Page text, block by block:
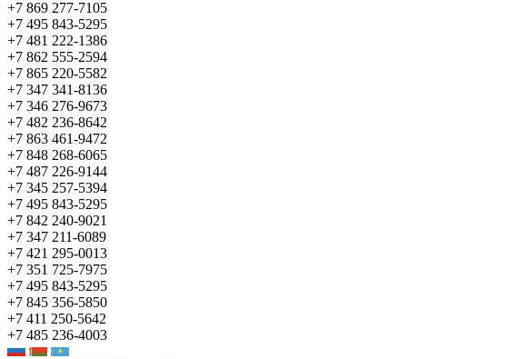
+7 869 277-7105
+7 495 843-5295
+7 481 222-1386
+7 862 555-2594
+7 865 220-5582
+7 347 341-8136
+7 346 276-9673
+7 482 236-8642
+7 863 461-9472
+7 848 268-6065
+7 487 226-9144
+7 345 257-5394
+7 495 843-5295
+7 842 240-9021
+7 347 211-6089
+7 421 295-0013
+7 351 725-7975
+7 495 843-5295
+7 845 356-5850
+7 411 250-5642
+7 485 236-4003